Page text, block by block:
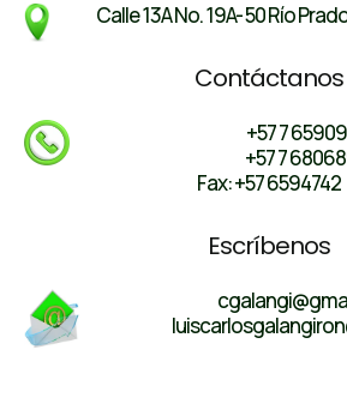
Calle 13A No. 19A- 50 Río
Contáctanos
+57 7
+57 7
Fax: +57 6594742
Escríbenos